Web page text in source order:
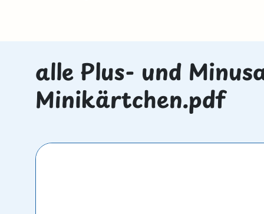
alle Plus- und
Minikärtchen.pdf